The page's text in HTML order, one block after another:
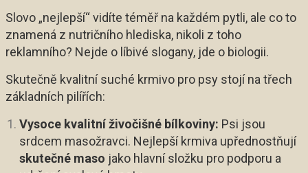
Slovo „nejlepší“ vidíte téměř na každém pytli, ale co to
znamená z nutričního hlediska, nikoli z toho
reklamního? Nejde o líbivé slogany, jde o biologii.
Skutečně kvalitní suché krmivo pro psy stojí na třech
základních pilířích:
Vysoce kvalitní živočišné bílkoviny: Psi jsou
srdcem masožravci. Nejlepší krmiva upřednostňují
skutečné maso jako hlavní složku pro podporu a